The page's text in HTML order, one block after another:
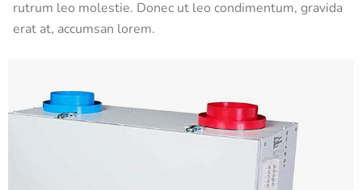
rutrum leo molestie. Donec ut leo condimentum, gravida
erat at, accumsan lorem.